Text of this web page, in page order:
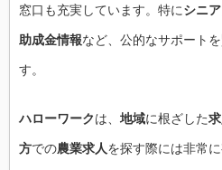
窓口も充実しています。特にシニア
助成金情報など、公的なサポート
す。
ハローワークは、 地域に根ざした
方での農業求人を探す際には非常